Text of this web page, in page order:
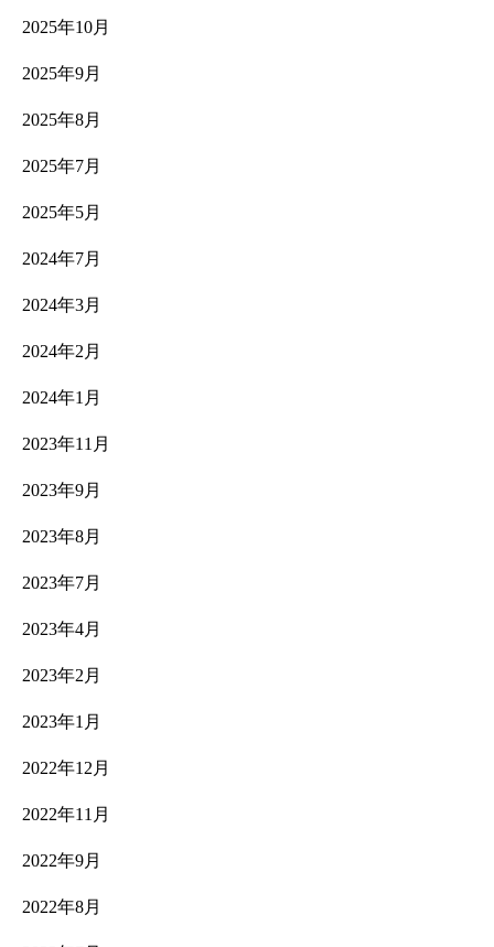
2025年10月
2025年9月
2025年8月
2025年7月
2025年5月
2024年7月
2024年3月
2024年2月
2024年1月
2023年11月
2023年9月
2023年8月
2023年7月
2023年4月
2023年2月
2023年1月
2022年12月
2022年11月
2022年9月
2022年8月